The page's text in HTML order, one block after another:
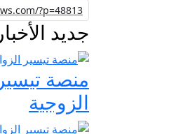
جديد الأخبار
الزوجية